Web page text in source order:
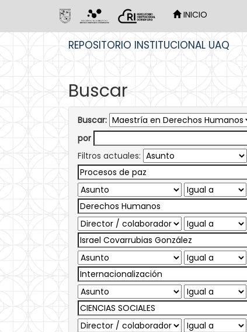
INICIO
REPOSITORIO INSTITUCIONAL UAQ
Buscar
Buscar:
por
Filtros actuales: